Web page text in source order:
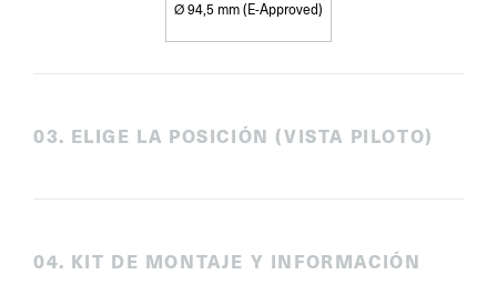
Ø 94,5 mm (E-Approved)
03. ELIGE LA POSICIÓN (VISTA PILOTO)
04. KIT DE MONTAJE Y INFORMACIÓN